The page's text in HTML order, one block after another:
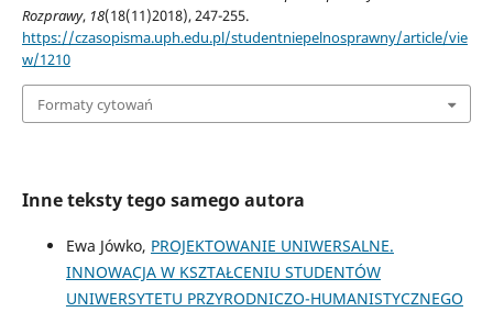
Rozprawy, 18(18(11)2018), 247-255.
https://czasopisma.uph.edu.pl/studentniepelnosprawny/article/vie
w/1210
Formaty cytowań
Inne teksty tego samego autora
Ewa Jówko, PROJEKTOWANIE UNIWERSALNE.
INNOWACJA W KSZTAŁCENIU STUDENTÓW
UNIWERSYTETU PRZYRODNICZO-HUMANISTYCZNEGO